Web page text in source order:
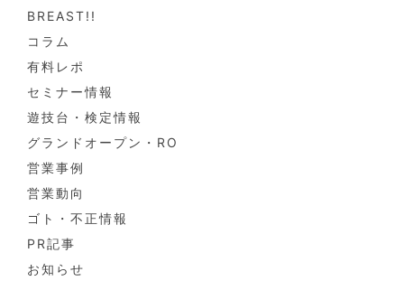
BREAST!!
コラム
有料レポ
セミナー情報
遊技台・検定情報
グランドオープン・RO
営業事例
営業動向
ゴト・不正情報
PR記事
お知らせ